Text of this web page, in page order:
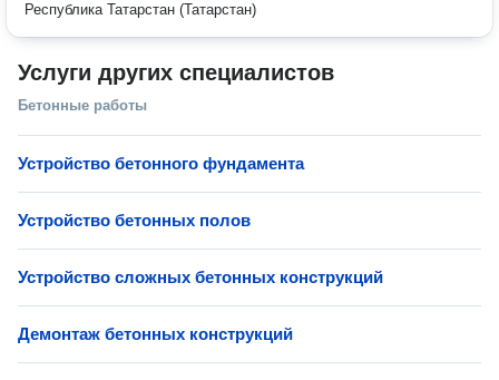
Республика Татарстан (Татарстан)
Услуги других специалистов
Бетонные работы
Устройство бетонного фундамента
Устройство бетонных полов
Устройство сложных бетонных конструкций
Демонтаж бетонных конструкций